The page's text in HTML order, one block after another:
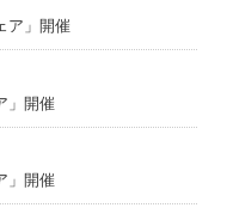
ア」開催
」開催
」開催